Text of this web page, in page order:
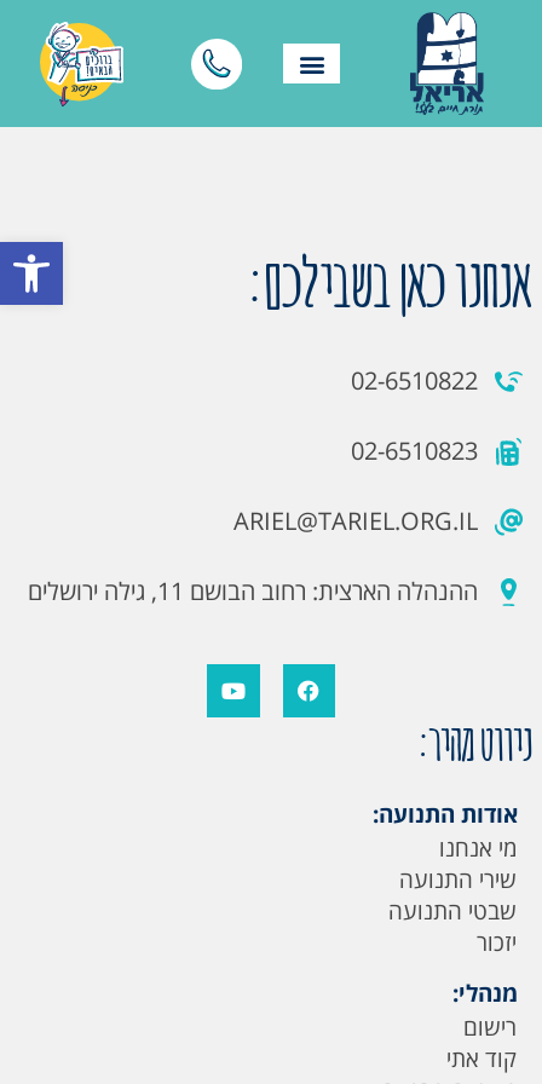
פתח אנחנו כאן בשבילכם:
02-6510822
02-6510823
ARIEL@TARIEL.ORG.IL
ההנהלה הארצית: רחוב הבושם 11, גילה ירושלים
ניווט מהיר:
אודות התנועה:
מי אנחנו
שירי התנועה
שבטי התנועה
יזכור
מנהלי:
רישום
קוד אתי